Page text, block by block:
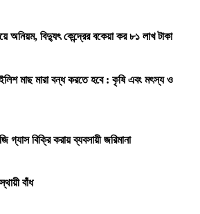
অনিয়ম, বিদ্যুৎ কেন্দ্রের বকেয়া কর ৮১ লাখ টাকা
মাছ মারা বন্ধ করতে হবে : কৃষি এবং মৎস্য ও
গ্যাস বিক্রি করায় ব্যবসায়ী জরিমানা
বাঁধ